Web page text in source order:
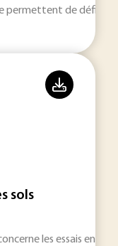
permettent de définir
sols
les essais en